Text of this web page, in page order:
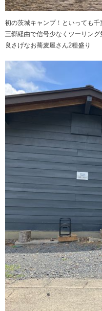
初の茨城キャンプ！といっても
三郷経由で信号少なくツーリン
良さげなお蕎麦屋さん2種盛り